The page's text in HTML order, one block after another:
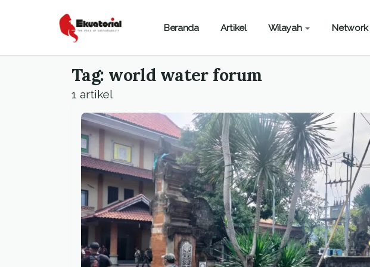
Beranda Artikel Wilayah Network
Tag: world water forum
1 artikel